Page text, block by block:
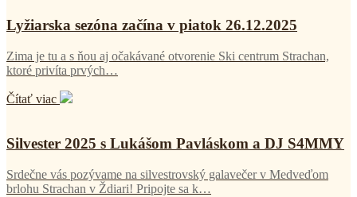
Lyžiarska sezóna začína v piatok 26.12.2025
Zima je tu a s ňou aj očakávané otvorenie Ski centrum Strachan,
ktoré privíta prvých…
Čítať viac
Silvester 2025 s Lukášom Pavláskom a DJ S4MMY
Srdečne vás pozývame na silvestrovský galavečer v Medveďom
brlohu Strachan v Ždiari! Pripojte sa k…